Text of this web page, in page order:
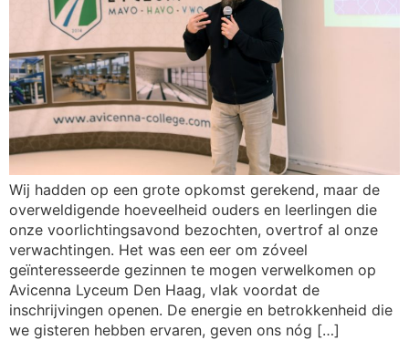
Wij hadden op een grote opkomst gerekend, maar de
overweldigende hoeveelheid ouders en leerlingen die
onze voorlichtingsavond bezochten, overtrof al onze
verwachtingen. Het was een eer om zóveel
geïnteresseerde gezinnen te mogen verwelkomen op
Avicenna Lyceum Den Haag, vlak voordat de
inschrijvingen openen. De energie en betrokkenheid die
we gisteren hebben ervaren, geven ons nóg […]